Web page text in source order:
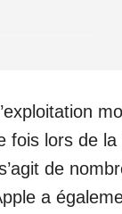
fois lors de
de
a